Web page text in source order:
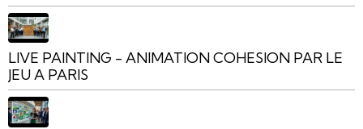
LIVE PAINTING - ANIMATION COHESION PAR LE
JEU A PARIS